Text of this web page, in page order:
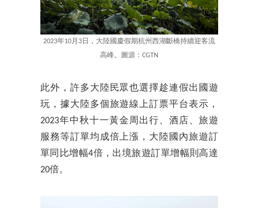
2023年10月3日，大陸國慶假期杭州西湖斷橋持續迎客流
高峰。圖源：CGTN
此外，許多大陸民眾也選擇趁連假出國遊
玩，據大陸多個旅遊線上訂票平台表示，
2023年中秋十一黃金周出行、酒店、旅遊
服務等訂單均成倍上漲，大陸國內旅遊訂
單同比增幅4倍，出境旅遊訂單增幅則高達
20倍。